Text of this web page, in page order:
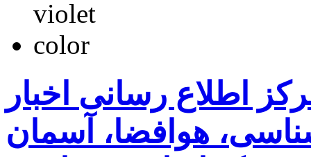
اطلاع رسانی اخبار
هوافضا، آسمان